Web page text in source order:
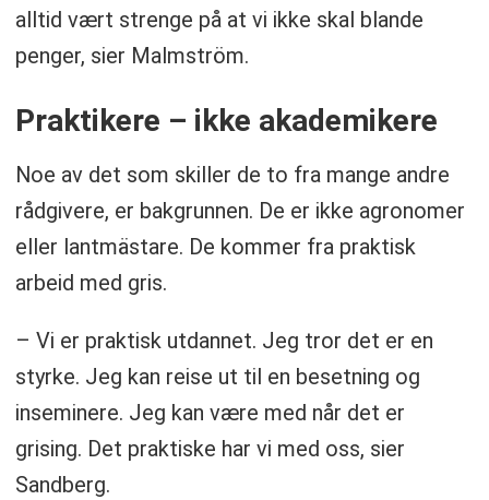
alltid vært strenge på at vi ikke skal blande
penger, sier Malmström.
Praktikere – ikke akademikere
Noe av det som skiller de to fra mange andre
rådgivere, er bakgrunnen. De er ikke agronomer
eller lantmästare. De kommer fra praktisk
arbeid med gris.
– Vi er praktisk utdannet. Jeg tror det er en
styrke. Jeg kan reise ut til en besetning og
inseminere. Jeg kan være med når det er
grising. Det praktiske har vi med oss, sier
Sandberg.